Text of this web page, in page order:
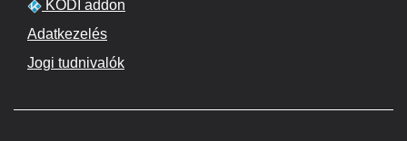
KODI addon
Adatkezelés
Jogi tudnivalók